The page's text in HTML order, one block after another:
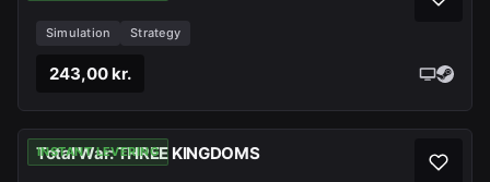
Simulation Strategy
243,00 kr.
INSTANT LEVERING
Total War: THREE KINGDOMS